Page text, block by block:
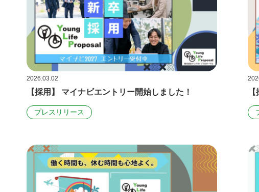
2026.03.02
【採用】 マイナビエントリー開始しました！
プレスリリース